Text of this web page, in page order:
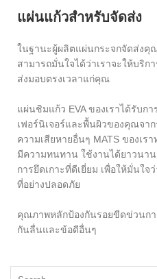
แผ่นแก้วสำหรับจัดส่ง
ในฐานะผู้ผลิตแผ่นกระจกจัดส่ง
สามารถมั่นใจได้ว่าเราจะให้บริ
ส่งมอบตรงเวลาแก่คุณ
แผ่นชิมแก้ว EVA ของเราได้รับก
เฟอร์นิเจอร์และพื้นผิวของคุณจา
ความเสียหายอื่นๆ MATS ของเร
มีความทนทาน ใช้งานได้ยาวนา
การยึดเกาะที่ดีเยี่ยม เพื่อให้มั่นใ
ที่อย่างปลอดภัย
คุณภาพหลักป้องกันรอยขีดข่วนกา
กันลื่นและข้อดีอื่นๆ